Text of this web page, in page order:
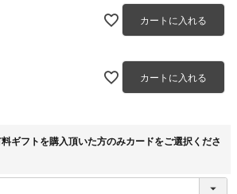
カートに入れる
カートに入れる
ギフトを購入頂いた方のみカードをご選択くださ